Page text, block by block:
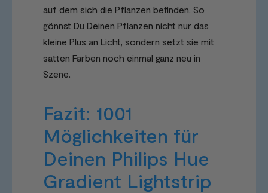
auf dem sich die Pflanzen befinden. So
gönnst Du Deinen Pflanzen nicht nur das
kleine Plus an Licht, sondern setzt sie mit
satten Farben noch einmal ganz neu in
Szene.
Fazit: 1001
Möglichkeiten für
Deinen Philips Hue
Gradient Lightstrip